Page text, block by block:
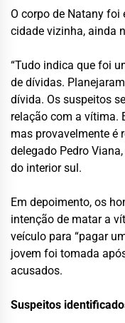
O corpo de Natany foi
cidade vizinha, ainda
“Tudo indica que foi
de dívidas.
dívida. Os suspeitos
relação com a vítima.
mas provavelmente é
delegado Pedro
do interior sul.
Em depoimento, os
intenção de matar a
veículo para “pagar
jovem foi tomada
acusados.
Suspeitos